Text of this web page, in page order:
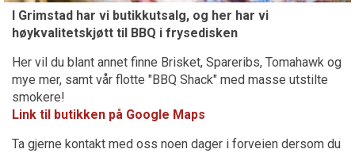
I Grimstad har vi butikkutsalg, og her har vi
høykvalitetskjøtt til BBQ i frysedisken
Her vil du blant annet finne Brisket, Spareribs, Tomahawk og
mye mer, samt vår flotte "BBQ Shack" med masse utstilte
smokere!
Link til butikken på Google Maps
Ta gjerne kontakt med oss noen dager i forveien dersom du